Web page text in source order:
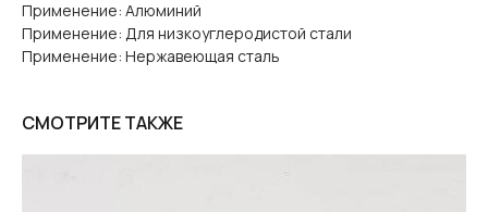
Применение: Алюминий
Применение: Для низкоуглеродистой стали
Применение: Нержавеющая сталь
СМОТРИТЕ ТАКЖЕ